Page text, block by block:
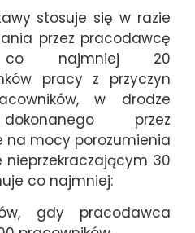
stosuje się w razie
przez pracodawcę
co najmniej 20
pracy z przyczyn
w drodze
przez
na mocy porozumienia
nieprzekraczającym 30
co najmniej:
gdy pracodawca